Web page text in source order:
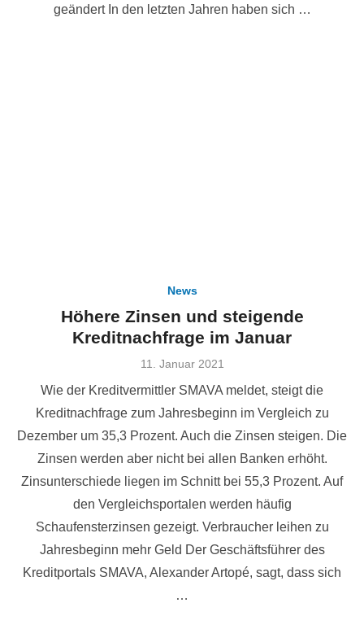
geändert In den letzten Jahren haben sich …
News
Höhere Zinsen und steigende
Kreditnachfrage im Januar
Veröffentlicht
11. Januar 2021
Wie der Kreditvermittler SMAVA meldet, steigt die
Kreditnachfrage zum Jahresbeginn im Vergleich zu
Dezember um 35,3 Prozent. Auch die Zinsen steigen. Die
Zinsen werden aber nicht bei allen Banken erhöht.
Zinsunterschiede liegen im Schnitt bei 55,3 Prozent. Auf
den Vergleichsportalen werden häufig
Schaufensterzinsen gezeigt. Verbraucher leihen zu
Jahresbeginn mehr Geld Der Geschäftsführer des
Kreditportals SMAVA, Alexander Artopé, sagt, dass sich
…